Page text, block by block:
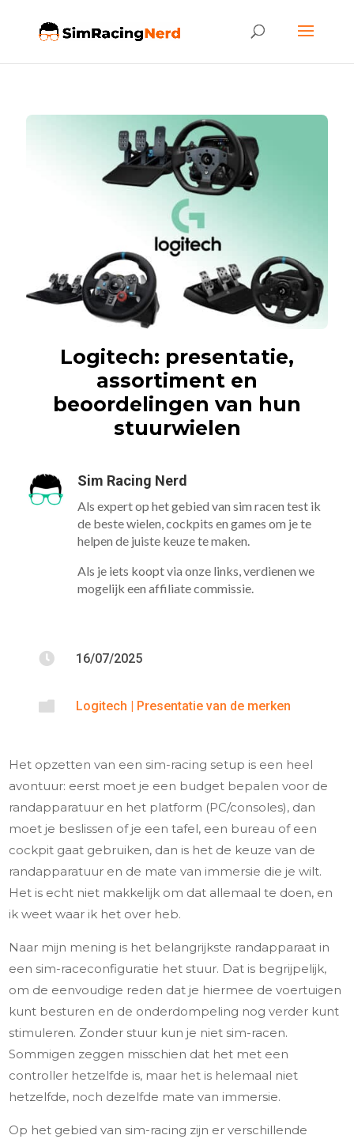
Logitech: presentatie,
assortiment en
beoordelingen van hun
stuurwielen
Sim Racing Nerd
Als expert op het gebied van sim racen test ik
de beste wielen, cockpits en games om je te
helpen de juiste keuze te maken.
Als je iets koopt via onze links, verdienen we
mogelijk een affiliate commissie.
 16/07/2025
 Logitech | Presentatie van de merken
Het opzetten van een sim-racing setup is een heel
avontuur: eerst moet je een budget bepalen voor de
randapparatuur en het platform (PC/consoles), dan
moet je beslissen of je een tafel, een bureau of een
cockpit gaat gebruiken, dan is het de keuze van de
randapparatuur en de mate van immersie die je wilt.
Het is echt niet makkelijk om dat allemaal te doen, en
ik weet waar ik het over heb.
Naar mijn mening is het belangrijkste randapparaat in
een sim-raceconfiguratie het stuur. Dat is begrijpelijk,
om de eenvoudige reden dat je hiermee de voertuigen
kunt besturen en de onderdompeling nog verder kunt
stimuleren. Zonder stuur kun je niet sim-racen.
Sommigen zeggen misschien dat het met een
controller hetzelfde is, maar het is helemaal niet
hetzelfde, noch dezelfde mate van immersie.
Op het gebied van sim-racing zijn er verschillende